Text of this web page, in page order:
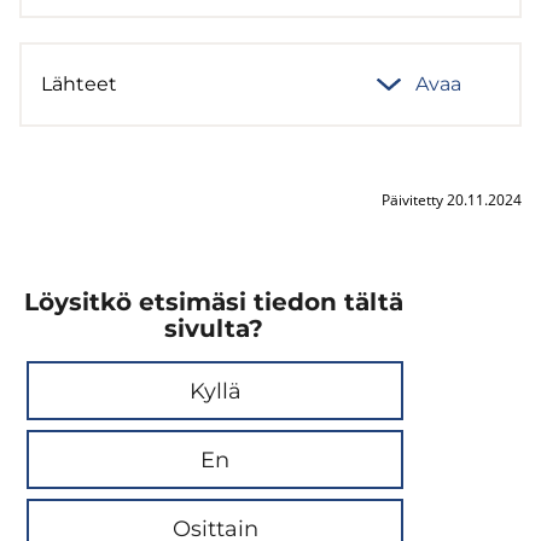
Läh­teet Avaa
Päivitetty 20.11.2024
Löysitkö etsimäsi tiedon tältä
sivulta?
Kyllä
En
Osittain